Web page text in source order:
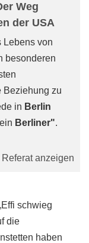
Weg
der USA
Lebens von
besonderen
Beziehung zu
in Berlin
Berliner".
Referat anzeigen
schwieg
die
haben